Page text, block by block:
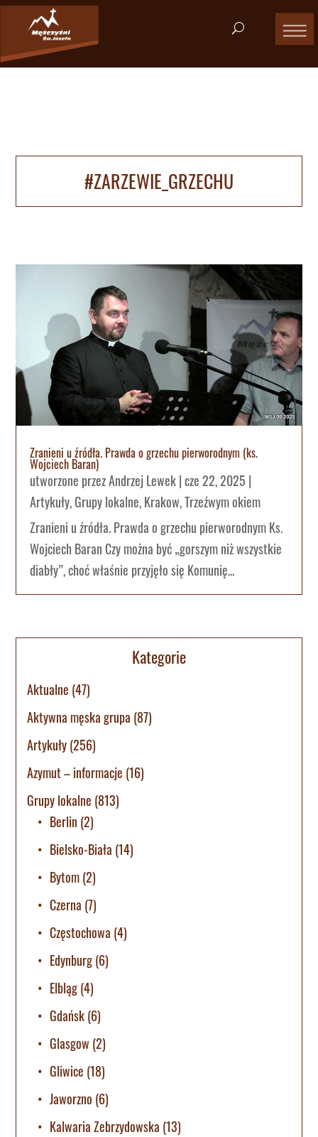
#ZARZEWIE_GRZECHU
Zranieni u źródła. Prawda o grzechu pierworodnym (ks.
Wojciech Baran)
utworzone przezAndrzej Lewek|cze 22, 2025 |
Artykuły,Grupy lokalne,Krakow,Trzeźwym okiem
Zranieni u źródła. Prawda o grzechu pierworodnym Ks.
Wojciech Baran Czy można być „gorszym niż wszystkie
diabły”, choć właśnie przyjęło się Komunię...
Kategorie
Aktualne (47)
Aktywna męska grupa (87)
Artykuły(256)
Azymut – informacje (16)
Grupy lokalne (813)
Berlin (2)
Bielsko-Biała (14)
Bytom(2)
Czerna (7)
Częstochowa (4)
Edynburg(6)
Elbląg(4)
Gdańsk(6)
Glasgow (2)
Gliwice (18)
Jaworzno (6)
Kalwaria Zebrzydowska (13)